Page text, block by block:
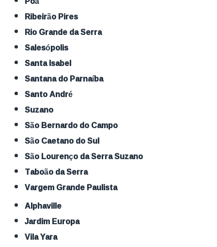
Ribeirão Pires
Rio Grande da Serra
Salesópolis
Santa Isabel
Santana do Parnaíba
Santo André
Suzano
São Bernardo do Campo
São Caetano do Sul
São Lourenço da Serra Suzano
Taboão da Serra
Vargem Grande Paulista
Alphaville
Jardim Europa
Vila Yara